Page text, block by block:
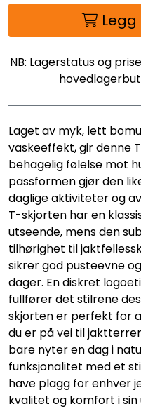
NB: Lagerstatus og
Laget av myk, lett
vaskeeffekt, gir denne
behagelig følelse mot
passformen gjør den
daglige aktiviteter og
T-skjorten har en
utseende, mens den
tilhørighet til
sikrer god pusteevne
dager. En diskret
fullfører det stilrene
skjorten er perfekt for
du er på vei til
bare nyter en dag i
funksjonalitet med et
have plagg for enhver
kvalitet og komfort i